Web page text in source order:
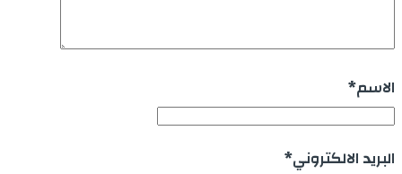
الاسم*
البريد الالكتروني*